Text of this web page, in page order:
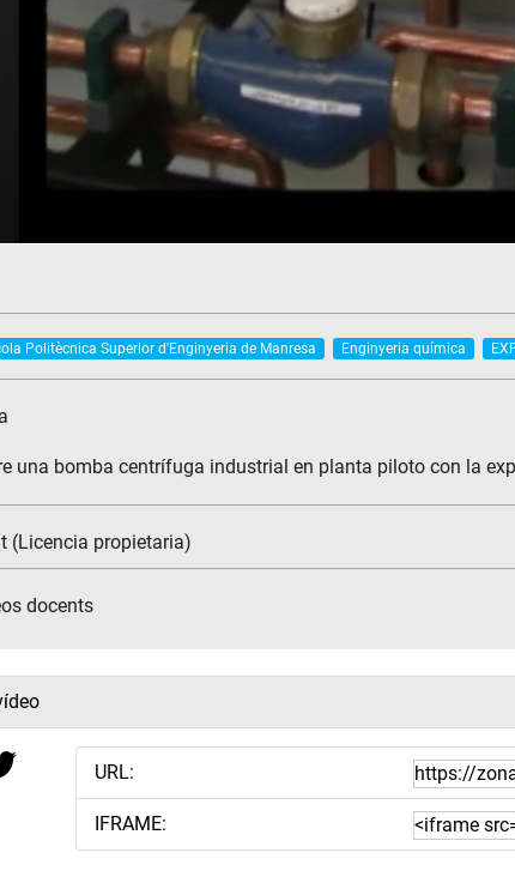
Politècnica Superior d'Enginyeria de Manresa Enginyeria química
una bomba centrífuga industrial en planta piloto con la
(Licencia propietaria)
docents
URL:
IFRAME: